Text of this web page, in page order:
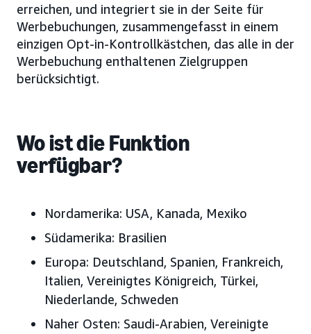
erreichen, und integriert sie in der Seite für
Werbebuchungen, zusammengefasst in einem
einzigen Opt-in-Kontrollkästchen, das alle in der
Werbebuchung enthaltenen Zielgruppen
berücksichtigt.
Wo ist die Funktion
verfügbar?
Nordamerika: USA, Kanada, Mexiko
Südamerika: Brasilien
Europa: Deutschland, Spanien, Frankreich,
Italien, Vereinigtes Königreich, Türkei,
Niederlande, Schweden
Naher Osten: Saudi-Arabien, Vereinigte